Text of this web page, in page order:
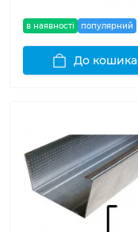
в наявності популярний
До кошика